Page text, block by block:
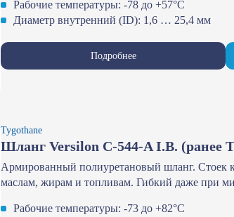
Рабочие температуры: -78 до +57°С
Диаметр внутренний (ID): 1,6 … 25,4 мм
Подробнее
Tygothane
Шланг Versilon С-544-A I.B. (ранее
Армированный полиуретановый шланг. Стоек
маслам, жирам и топливам. Гибкий даже при
Рабочие температуры: -73 до +82°С